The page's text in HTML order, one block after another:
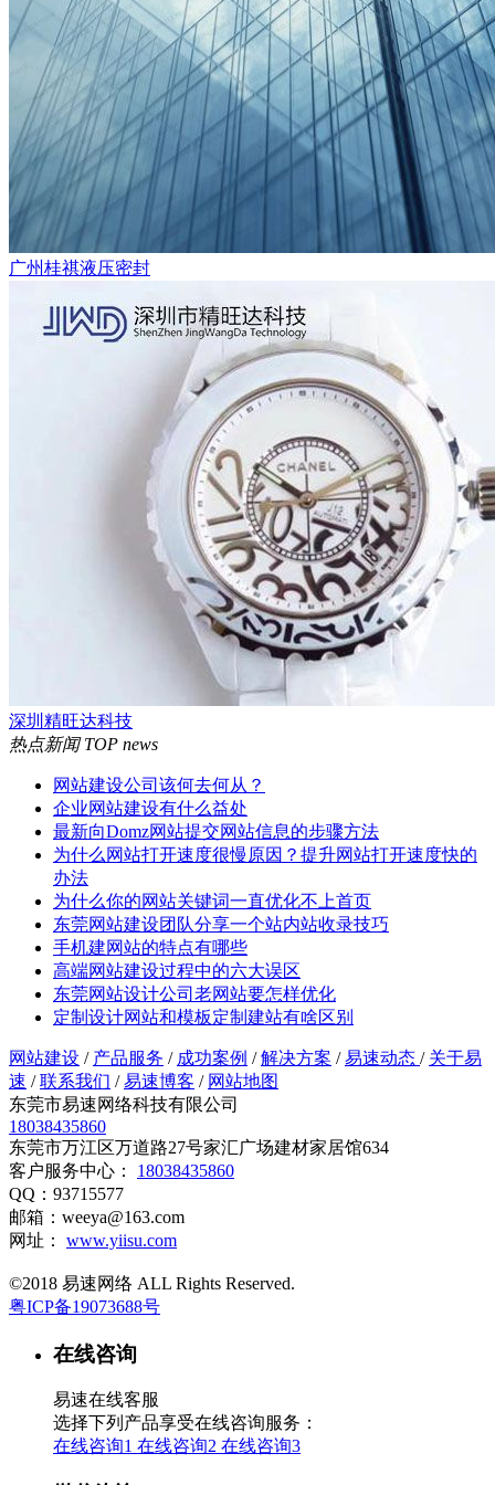
广州桂祺液压密封
深圳精旺达科技
热点新闻TOP news
网站建设公司该何去何从？
企业网站建设有什么益处
最新向Domz网站提交网站信息的步骤方法
为什么网站打开速度很慢原因？提升网站打开速度快的
办法
为什么你的网站关键词一直优化不上首页
东莞网站建设团队分享一个站内站收录技巧
手机建网站的特点有哪些
高端网站建设过程中的六大误区
东莞网站设计公司老网站要怎样优化
定制设计网站和模板定制建站有啥区别
网站建设 / 产品服务 / 成功案例 / 解决方案 / 易速动态 / 关于易
速 / 联系我们 / 易速博客 / 网站地图
东莞市易速网络科技有限公司
18038435860
东莞市万江区万道路27号家汇广场建材家居馆634
客户服务中心： 18038435860
QQ：93715577
邮箱：weeya@163.com
网址： www.yiisu.com
©2018 易速网络 ALL Rights Reserved.
粤ICP备19073688号
在线咨询
易速在线客服
选择下列产品享受在线咨询服务：
在线咨询1 在线咨询2 在线咨询3